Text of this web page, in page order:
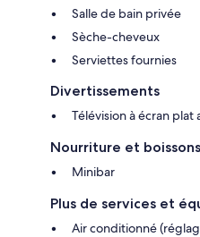
Salle de bain privée
Sèche-cheveux
Serviettes fournies
Divertissements
Télévision à écran plat
Nourriture et boissons
Minibar
Plus de services et
Air conditionné